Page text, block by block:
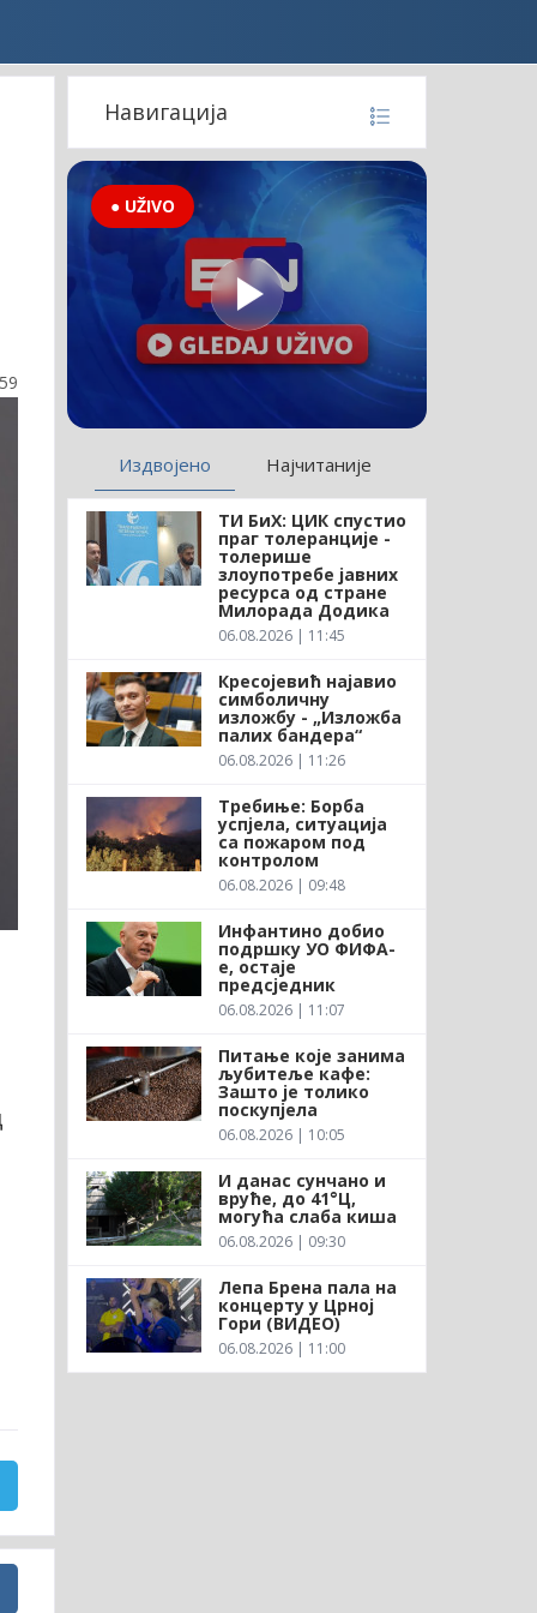
Навигација
● UŽIVO
Издвојено Најчитаније
ТИ БиХ: ЦИК спустио
праг толеранције -
толерише
злоупотребе јавних
ресурса од стране
Милорада Додика
06.08.2026 | 11:45
Кресојевић најавио
симболичну
изложбу - „Изложба
палих бандера“
06.08.2026 | 11:26
Требиње: Борба
успјела, ситуација
са пожаром под
контролом
06.08.2026 | 09:48
Инфантино добио
подршку УО ФИФА-
е, остаје
предсједник
06.08.2026 | 11:07
Питање које занима
љубитеље кафе:
Зашто је толико
поскупјела
06.08.2026 | 10:05
И данас сунчано и
вруће, до 41°Ц,
могућа слаба киша
06.08.2026 | 09:30
Лепа Брена пала на
концерту у Црној
Гори (ВИДЕО)
06.08.2026 | 11:00